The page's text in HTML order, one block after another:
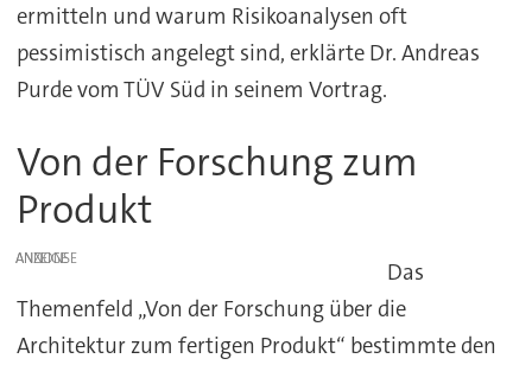
ermitteln und warum Risikoanalysen oft
pessimistisch angelegt sind, erklärte Dr. Andreas
Purde vom TÜV Süd in seinem Vortrag.
Von der Forschung zum
Produkt
ANZEIGE
Das
Themenfeld „Von der Forschung über die
Architektur zum fertigen Produkt“ bestimmte den